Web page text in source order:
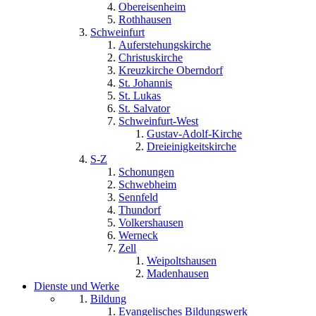
Obereisenheim
Rothhausen
Schweinfurt
Auferstehungskirche
Christuskirche
Kreuzkirche Oberndorf
St. Johannis
St. Lukas
St. Salvator
Schweinfurt-West
Gustav-Adolf-Kirche
Dreieinigkeitskirche
S-Z
Schonungen
Schwebheim
Sennfeld
Thundorf
Volkershausen
Werneck
Zell
Weipoltshausen
Madenhausen
Dienste und Werke
Bildung
Evangelisches Bildungswerk